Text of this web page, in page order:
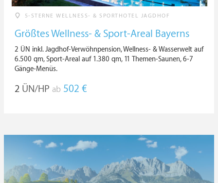
5-STERNE WELLNESS- & SPORTHOTEL JAGDHOF
Größtes Wellness- & Sport-Areal Bayerns
2 ÜN inkl. Jagdhof-Verwöhnpension, Wellness- & Wasserwelt auf
6.500 qm, Sport-Areal auf 1.380 qm, 11 Themen-Saunen, 6-7
Gänge-Menüs.
2 ÜN/HP ab 502 €